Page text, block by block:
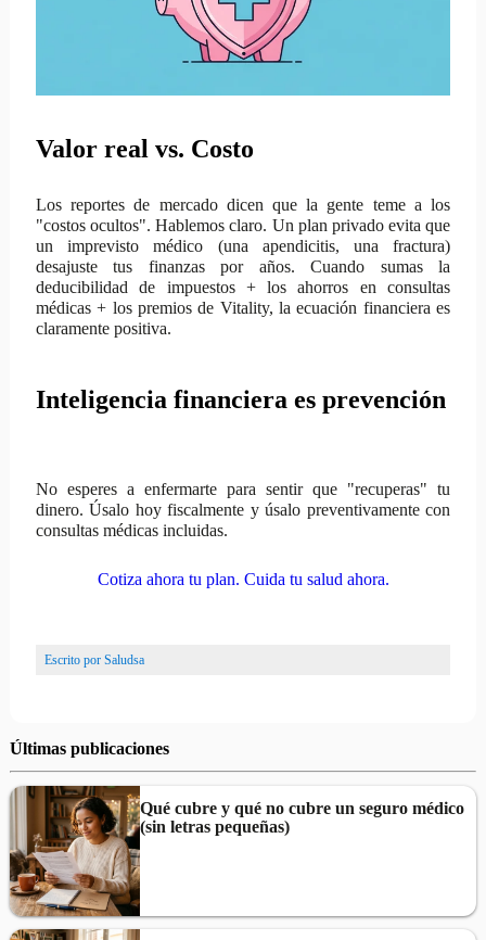
Valor real vs. Costo
Los reportes de mercado dicen que la gente teme a los
"costos ocultos". Hablemos claro. Un plan privado evita que
un imprevisto médico (una apendicitis, una fractura)
desajuste tus finanzas por años. Cuando sumas la
deducibilidad de impuestos+ losahorros en consultas
médicas+ los premios de Vitality, la ecuación financiera es
claramente positiva.
Inteligencia financiera es prevención
No esperes a enfermarte para sentir que "recuperas" tu
dinero. Úsalo hoy fiscalmente y úsalo preventivamente con
consultas médicas incluidas.
Cotiza ahora tu plan. Cuida tu salud ahora.
Escrito por Saludsa
Últimas publicaciones
Qué cubre y qué no cubre un seguro médico
(sin letras pequeñas)